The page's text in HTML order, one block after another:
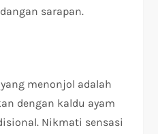
sarapan.
menonjol adalah
dengan kaldu ayam
Nikmati sensasi